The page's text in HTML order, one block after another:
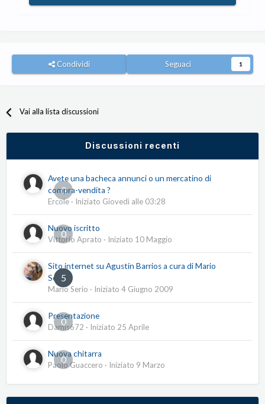
Condividi Seguaci 1
Vai alla lista discussioni
Discussioni recenti
0
Avete una bacheca annunci o un mercatino di
compra-vendita ?
Ercole · Iniziato Giovedì alle 03:28
0
Nuovo iscritto
Vittorio Aprato · Iniziato 10 Maggio
5
Sito internet su Agustín Barrios a cura di Mario
Serio
Mario Serio · Iniziato 4 Giugno 2009
0
Presentazione
Damis672 · Iniziato 25 Aprile
0
Nuova chitarra
Paolo Guaccero · Iniziato 9 Marzo